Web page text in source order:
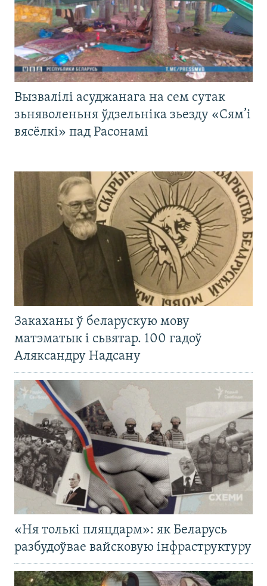
Вызвалілі асуджанага на сем сутак
зьняволеньня ўдзельніка зьезду «Сям’і
вясёлкі» пад Расонамі
Закаханы ў беларускую мову
матэматык і сьвятар. 100 гадоў
Аляксандру Надсану
«Ня толькі пляцдарм»: як Беларусь
разбудоўвае вайсковую інфраструктуру